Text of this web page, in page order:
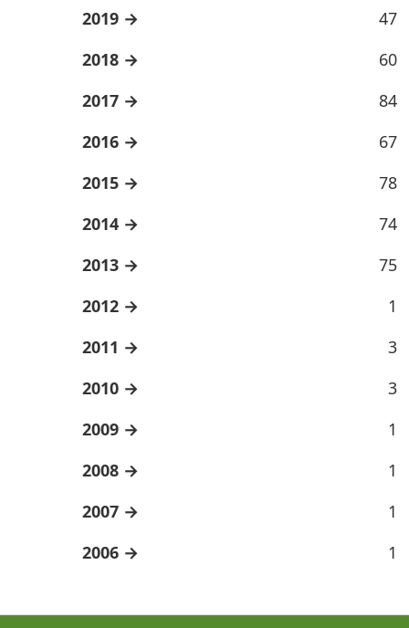
2019
47
2018
60
2017
84
2016
67
2015
78
2014
74
2013
75
2012
1
2011
3
2010
3
2009
1
2008
1
2007
1
2006
1